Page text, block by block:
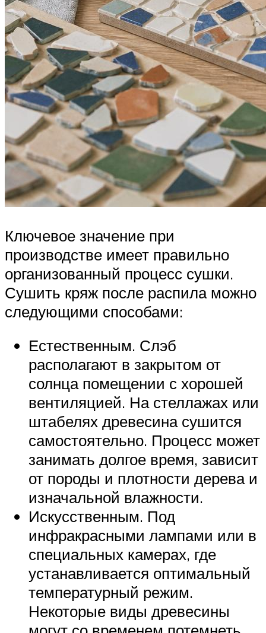
Ключевое значение при
производстве имеет правильно
организованный процесс сушки.
Сушить кряж после распила можно
следующими способами:
Естественным. Слэб
располагают в закрытом от
солнца помещении с хорошей
вентиляцией. На стеллажах или
штабелях древесина сушится
самостоятельно. Процесс может
занимать долгое время, зависит
от породы и плотности дерева и
изначальной влажности.
Искусственным. Под
инфракрасными лампами или в
специальных камерах, где
устанавливается оптимальный
температурный режим.
Некоторые виды древесины